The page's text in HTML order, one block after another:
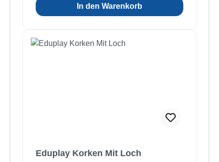
In den Warenkorb
Eduplay Korken Mit Loch